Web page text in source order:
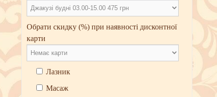
Обрати скидку (%) при наявності дисконтної
карти
Лазник
Масаж